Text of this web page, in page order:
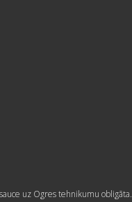
uz Ogres tehnikumu obligāta.